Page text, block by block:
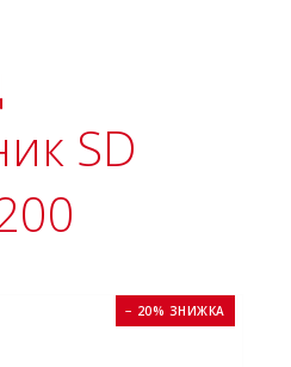
SD
− 20% ЗНИЖКА